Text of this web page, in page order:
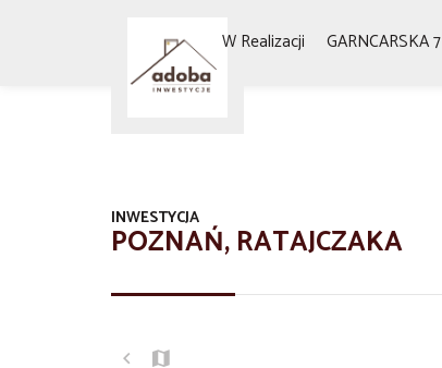
W Realizacji GARNCARSKA 7
POZNAŃ, RATAJCZAKA
INWESTYCJA